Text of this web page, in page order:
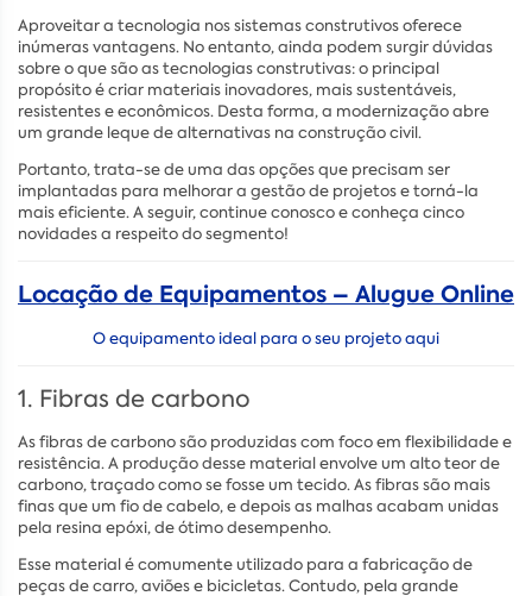
Aproveitar a tecnologia nos sistemas construtivos oferece
inúmeras vantagens. No entanto, ainda podem surgir dúvidas
sobre o que são as tecnologias construtivas: o principal
propósito é criar materiais inovadores, mais sustentáveis,
resistentes e econômicos. Desta forma, a modernização abre
um grande leque de alternativas na construção civil.
Portanto, trata-se de uma das opções que precisam ser
implantadas para melhorar a gestão de projetos e torná-la
mais eficiente. A seguir, continue conosco e conheça cinco
novidades a respeito do segmento!
Locação de Equipamentos – Alugue Online
O equipamento ideal para o seu projeto aqui
1. Fibras de carbono
As fibras de carbono são produzidas com foco em flexibilidade e
resistência. A produção desse material envolve um alto teor de
carbono, traçado como se fosse um tecido. As fibras são mais
finas que um fio de cabelo, e depois as malhas acabam unidas
pela resina epóxi, de ótimo desempenho.
Esse material é comumente utilizado para a fabricação de
peças de carro, aviões e bicicletas. Contudo, pela grande